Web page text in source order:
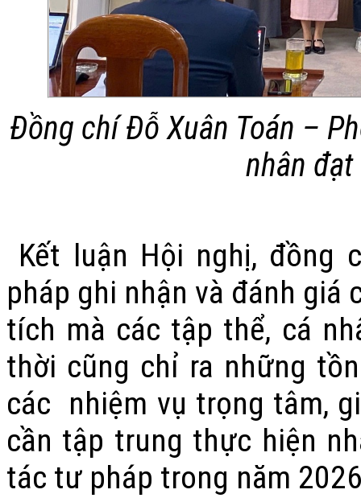
Đồng chí Đỗ Xuân Toán –
nhân
Kết luận Hội nghị, đồng
pháp ghi nhận và đánh giá
tích mà các tập thể, cá
thời cũng chỉ ra những
các nhiệm vụ trọng tâm,
cần tập trung thực hiện
tác tư pháp trong năm